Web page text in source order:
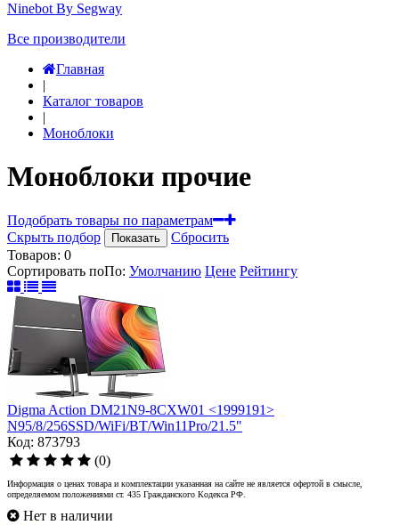
Ninebot By Segway
Все производители
Главная
|
Каталог товаров
|
Моноблоки
Моноблоки прочие
Подобрать товары по параметрам
Скрыть подбор
Показать
Сбросить
Товаров: 0
Сортировать поПо: Умолчанию Цене Рейтингу
Digma Action DM21N9-8CXW01 <1999191>
N95/8/256SSD/WiFi/BT/Win11Pro/21.5"
Код: 873793
(0)
Информация о ценах товара и комплектации указанная на сайте не является офертой в смысле,
определяемом положениями ст. 435 Гражданского Кодекса РФ.
Нет в наличии